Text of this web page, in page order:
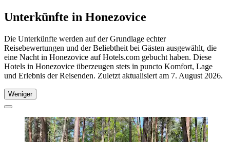
Unterkünfte in Honezovice
Die Unterkünfte werden auf der Grundlage echter
Reisebewertungen und der Beliebtheit bei Gästen ausgewählt, die
eine Nacht in Honezovice auf Hotels.com gebucht haben. Diese
Hotels in Honezovice überzeugen stets in puncto Komfort, Lage
und Erlebnis der Reisenden. Zuletzt aktualisiert am 7. August 2026.
Weniger